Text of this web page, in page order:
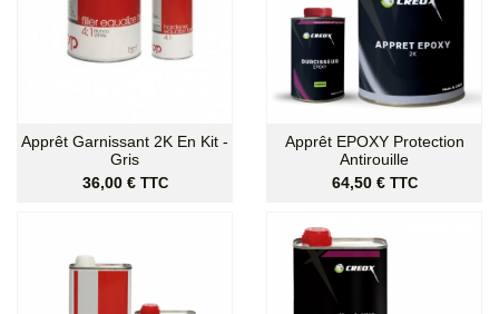
Apprêt Garnissant 2K En Kit -
Gris
Prix
36,00 € TTC
Apprêt EPOXY Protection
Antirouille
Prix
64,50 € TTC